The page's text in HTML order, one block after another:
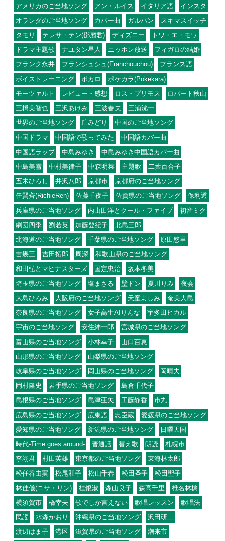
アメリカのご当地ソング
アン・ルイス イタリア語
インスタ
オランダのご当地ソング
カバー曲 ガルパン
スキマスイッチ
タモリ
テレサ・テン(鄧麗君) ディズニー
トワ・エ・モワ
ドラマ主題歌
ナユタン星人 ニッポン放送
フィガロの結婚
フランク永井
フランシュシュ(Franchouchou)
フランス語
ボイストレーニング
ボカロ
ポケカラ(Pokekara)
モーツァルト
レビュー・感想 ロス・プリモス
ロバート秋山
三橋美智也
三沢あけみ 三波春夫
三浦洸一
世界のご当地ソング
丘みどり
中国のご当地ソング
中国ドラマ
中国語で歌ってみた
中国語カバー曲
中国語ラップ
中島みゆき
中島みゆき中国語カバー曲
中島美雪
中村美律子 中森明菜 主題歌
二葉百合子
五木ひろし
井沢八郎 京都市
京都府のご当地ソング
任賢齊(RichieRen)
佐藤千夜子 佐賀県のご当地ソング
保利透
兵庫県のご当地ソング
内山田洋とクール・ファイブ
初音ミク
劇団四季
劉若英 加藤登紀子
北島三郎
北海道のご当地ソング
千葉県のご当地ソング
原田悠里
吉幾三
吉田拓郎 周深
和歌山県のご当地ソング
和田弘とマヒナスターズ
国定忠治
坂本冬美
埼玉県のご当地ソング
塩まさる 壁ドン 夏川りみ
夜会
大島ひろみ
大阪府のご当地ソング 天童よしみ
奄美大島
奈良県のご当地ソング
女子高生AIりんな
宇多田ヒカル
宇宙のご当地ソング
安住紳一郎
宮城県のご当地ソング
富山県のご当地ソング
小林幸子
山口百恵
山形県のご当地ソング
山梨県のご当地ソング
岐阜県のご当地ソング
岡山県のご当地ソング
岡晴夫
岡村隆史
岩手県のご当地ソング
島倉千代子
島根県のご当地ソング
島津亜矢 工藤静香
市丸
広島県のご当地ソング
広東語 忠臣蔵
愛媛県のご当地ソング
愛知県のご当地ソング
新潟県のご当地ソング
日曜天国
時代-Time goes around-
普通話 替え歌 朗読
札幌市
李翊君
村田英雄 東京都のご当地ソング
東海林太郎
松任谷由実
松尾和子 松山千春 松田圣子
松田聖子
林佳儀(ニサ・リン)
桂銀淑 森山良子 森高千里
椎名林檎
横須賀市
橋幸夫 歌でしか言えない 歌唱レッスン
歌唱法
民謡
水森かおり 沖縄県のご当地ソング
沢田研二
渡辺はま子
港区 滋賀県のご当地ソング
潮来市